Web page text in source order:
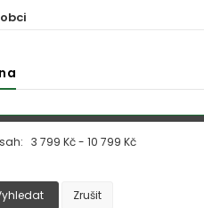
3 799 Kč - 10 799 Kč
Zrušit